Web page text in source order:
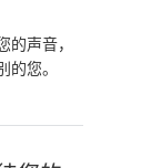
声音，
您。